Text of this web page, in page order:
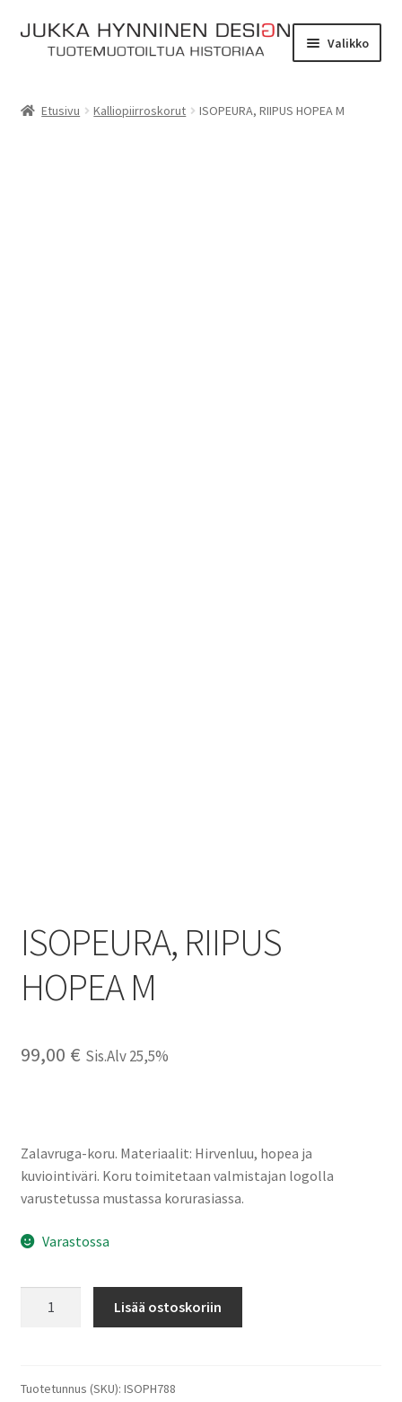
Siirry
navigointiin
Siirry
sisältöön
Valikko
Etusivu Kalliopiirroskorut ISOPEURA, RIIPUS HOPEA M
ISOPEURA, RIIPUS
HOPEA M
99,00 € Sis.Alv 25,5%
Zalavruga-koru. Materiaalit: Hirvenluu, hopea ja
kuviointiväri. Koru toimitetaan valmistajan logolla
varustetussa mustassa korurasiassa.
Varastossa
määrä
Lisää ostoskoriin
Tuotetunnus (SKU): ISOPH788